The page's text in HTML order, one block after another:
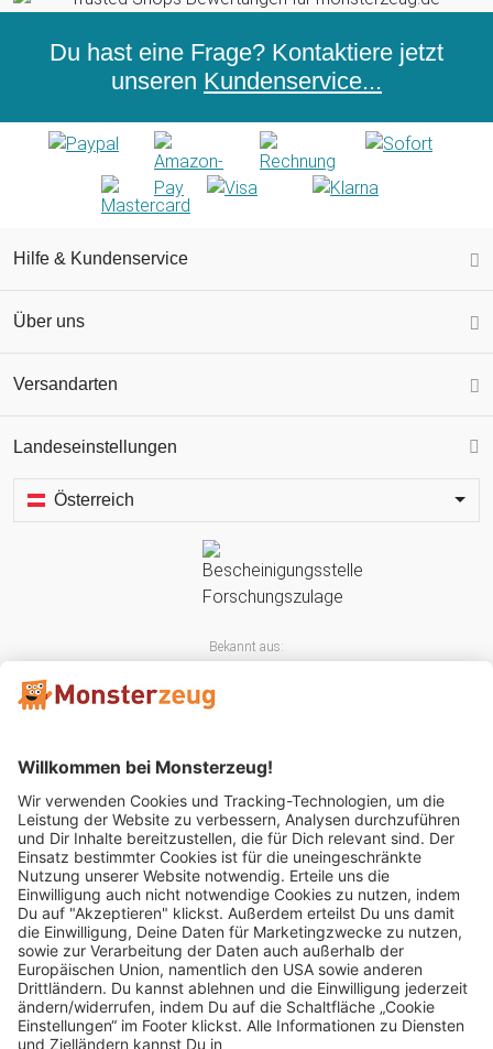
Du hast eine Frage? Kontaktiere jetzt
unseren Kundenservice...
Hilfe & Kundenservice
Über uns
Versandarten
Landeseinstellungen
Österreich
Bekannt aus:
Mitglied im: